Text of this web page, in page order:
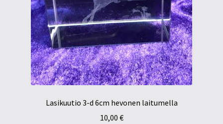
Lasikuutio 3-d 6cm hevonen laitumella
10,00 €